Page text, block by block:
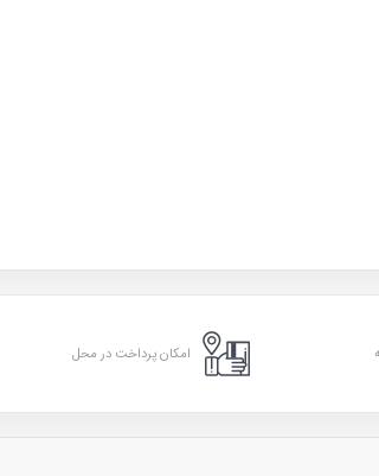
امکان پرداخت در محل